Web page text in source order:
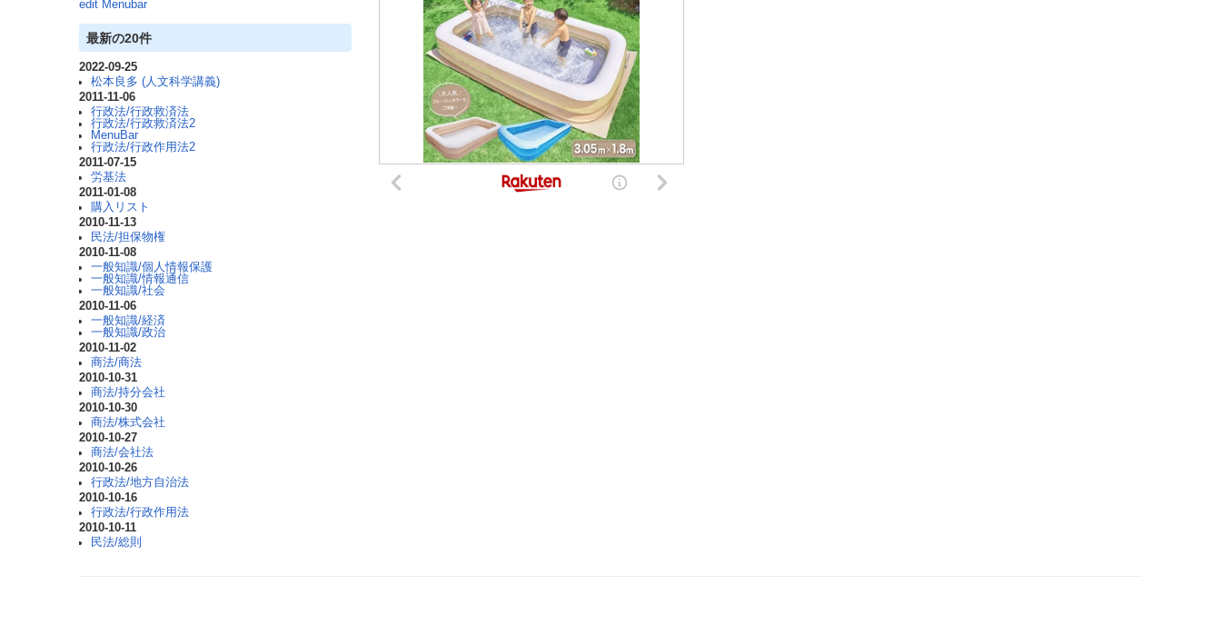
edit Menubar
最新の20件
2022-09-25
松本良多 (人文科学講義)
2011-11-06
行政法/行政救済法
行政法/行政救済法2
MenuBar
行政法/行政作用法2
2011-07-15
労基法
2011-01-08
購入リスト
2010-11-13
民法/担保物権
2010-11-08
一般知識/個人情報保護
一般知識/情報通信
一般知識/社会
2010-11-06
一般知識/経済
一般知識/政治
2010-11-02
商法/商法
2010-10-31
商法/持分会社
2010-10-30
商法/株式会社
2010-10-27
商法/会社法
2010-10-26
行政法/地方自治法
2010-10-16
行政法/行政作用法
2010-10-11
民法/総則